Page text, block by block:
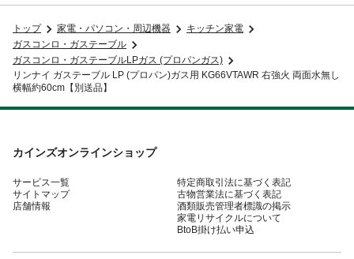
トップ 家電・パソコン・周辺機器
キッチン家電
ガスコンロ・ガステーブル
ガスコンロ・ガステーブルLPガス (プロパンガス)
リンナイ ガステーブル LP (プロパン)ガス用 KG66VTAWR 右強火 両面水無し
横幅約60cm【別送品】
カインズオンラインショップ
サービス一覧
サイトマップ
店舗情報
特定商取引法に基づく表記
古物営業法に基づく表記
酒類販売管理者標識の掲示
家電リサイクルについて
BtoB掛け払い申込